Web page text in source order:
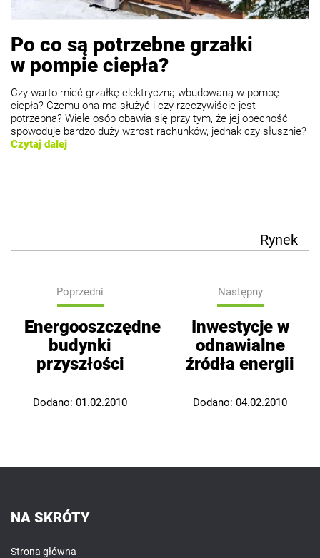
Po co są potrzebne grzałki
w pompie ciepła?
Czy warto mieć grzałkę elektryczną wbudowaną w pompę
ciepła? Czemu ona ma służyć i czy rzeczywiście jest
potrzebna? Wiele osób obawia się przy tym, że jej obecność
spowoduje bardzo duży wzrost rachunków, jednak czy słusznie?
Czytaj dalej
Rynek
Poprzedni
Energooszczędne
budynki
przyszłości
Dodano: 01.02.2010
Następny
Inwestycje w
odnawialne
źródła energii
Dodano: 04.02.2010
NA SKRÓTY
Strona główna